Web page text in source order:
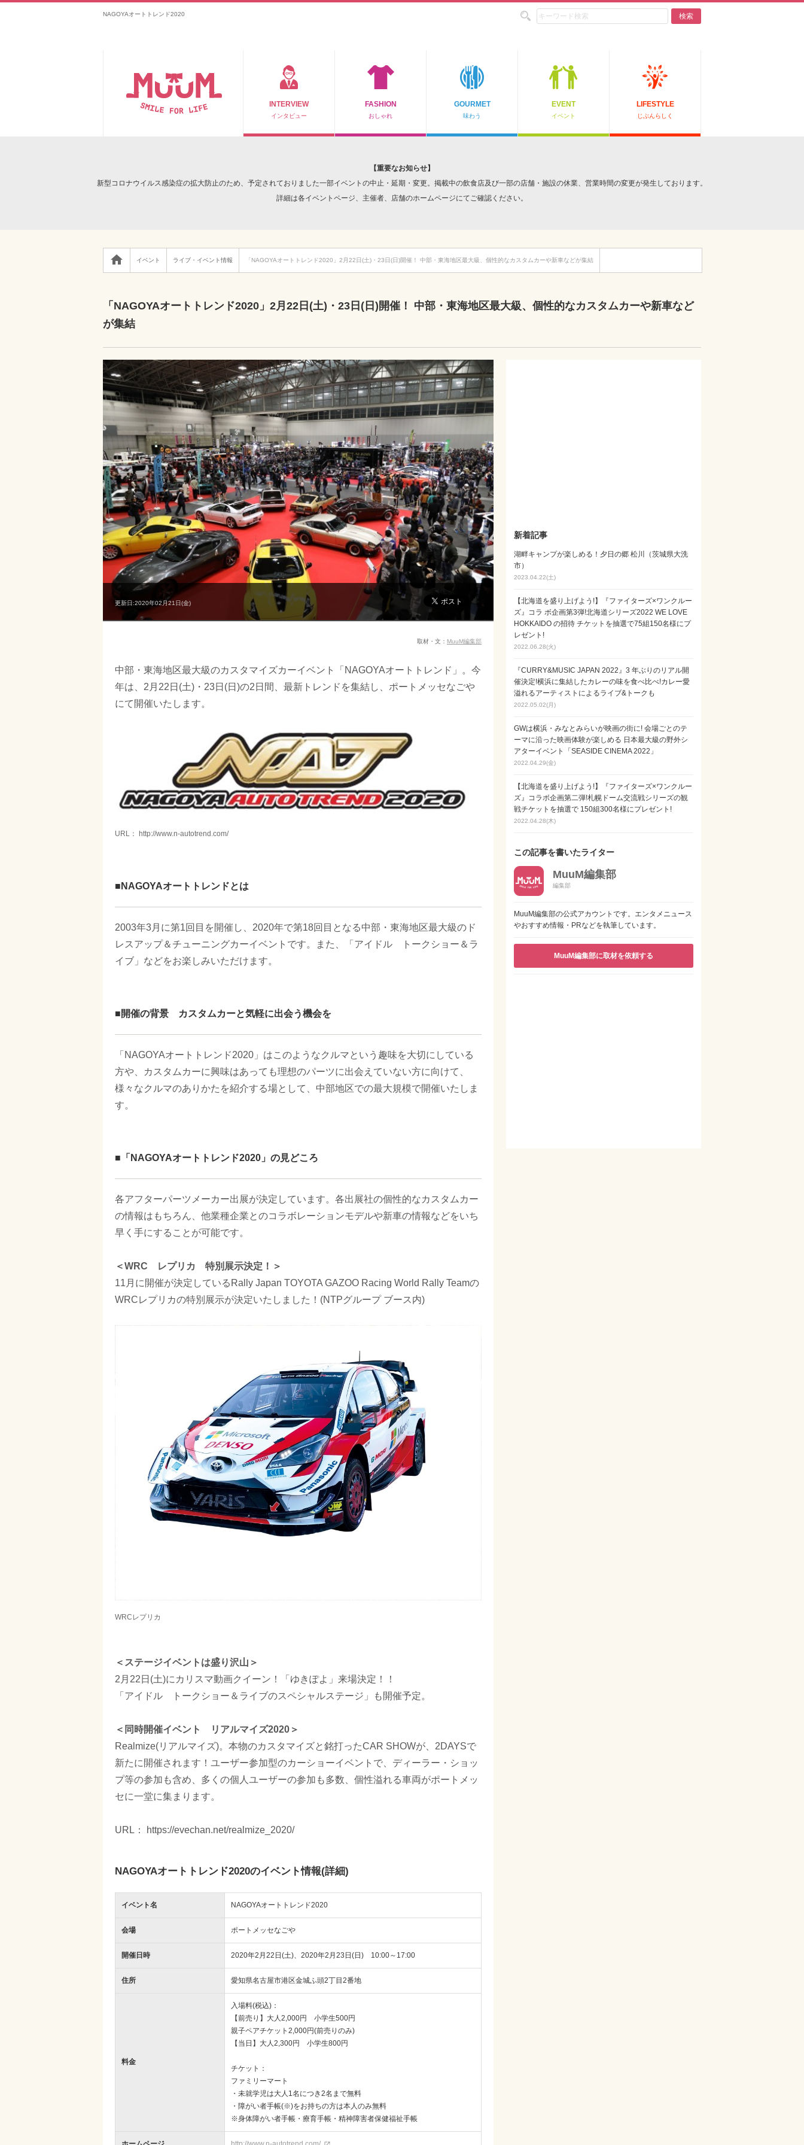
NAGOYAオートトレンド2020 検索
INTERVIEW
インタビュー
FASHION
おしゃれ
GOURMET
味わう
EVENT
イベント
LIFESTYLE
じぶんらしく
【重要なお知らせ】
新型コロナウイルス感染症の拡大防止のため、予定されておりました一部イベントの中止・延期・変更。掲載中の飲食店及び一部の店舗・施設の休業、営業時間の変更が発生しております。
詳細は各イベントページ、主催者、店舗のホームページにてご確認ください。
 イベント ライブ・イベント情報 「NAGOYAオートトレンド2020」2月22日(土)・23日(日)開催！ 中部・東海地区最大級、個性的なカスタムカーや新車などが集結
「NAGOYAオートトレンド2020」2月22日(土)・23日(日)開催！ 中部・東海地区最大級、個性的なカスタムカーや新車など
が集結
更新日:2020年02月21日(金)
取材・文： MuuM編集部
中部・東海地区最大級のカスタマイズカーイベント「NAGOYAオートトレンド」。今
年は、2月22日(土)・23日(日)の2日間、最新トレンドを集結し、ポートメッセなごや
にて開催いたします。
URL： http://www.n-autotrend.com/
■NAGOYAオートトレンドとは
2003年3月に第1回目を開催し、2020年で第18回目となる中部・東海地区最大級のド
レスアップ＆チューニングカーイベントです。また、「アイドル トークショー＆ラ
イブ」などをお楽しみいただけます。
■開催の背景 カスタムカーと気軽に出会う機会を
「NAGOYAオートトレンド2020」はこのようなクルマという趣味を大切にしている
方や、カスタムカーに興味はあっても理想のパーツに出会えていない方に向けて、
様々なクルマのありかたを紹介する場として、中部地区での最大規模で開催いたしま
す。
■「NAGOYAオートトレンド2020」の見どころ
各アフターパーツメーカー出展が決定しています。各出展社の個性的なカスタムカー
の情報はもちろん、他業種企業とのコラボレーションモデルや新車の情報などをいち
早く手にすることが可能です。
＜WRC レプリカ 特別展示決定！＞
11月に開催が決定しているRally Japan TOYOTA GAZOO Racing World Rally Teamの
WRCレプリカの特別展示が決定いたしました！(NTPグループ ブース内)
WRCレプリカ
＜ステージイベントは盛り沢山＞
2月22日(土)にカリスマ動画クイーン！「ゆきぽよ」来場決定！！
「アイドル トークショー＆ライブのスペシャルステージ」も開催予定。
＜同時開催イベント リアルマイズ2020＞
Realmize(リアルマイズ)。本物のカスタマイズと銘打ったCAR SHOWが、2DAYSで
新たに開催されます！ユーザー参加型のカーショーイベントで、ディーラー・ショッ
プ等の参加も含め、多くの個人ユーザーの参加も多数、個性溢れる車両がポートメッ
セに一堂に集まります。
URL： https://evechan.net/realmize_2020/
NAGOYAオートトレンド2020のイベント情報(詳細)
イベント名 NAGOYAオートトレンド2020
会場 ポートメッセなごや
開催日時 2020年2月22日(土)、2020年2月23日(日) 10:00～17:00
住所 愛知県名古屋市港区金城ふ頭2丁目2番地
料金
入場料(税込)：
【前売り】大人2,000円 小学生500円
親子ペアチケット2,000円(前売りのみ)
【当日】大人2,300円 小学生800円
チケット：
ファミリーマート
・未就学児は大人1名につき2名まで無料
・障がい者手帳(※)をお持ちの方は本人のみ無料
※身体障がい者手帳・療育手帳・精神障害者保健福祉手帳
新着記事
湖畔キャンプが楽しめる！夕日の郷 松川（茨城県大洗
市）
2023.04.22(土)
【北海道を盛り上げよう!】『ファイターズ×ワンクルー
ズ』コラ ボ企画第3弾!北海道シリーズ2022 WE LOVE
HOKKAIDO の招待 チケットを抽選で75組150名様にプ
レゼント!
2022.06.28(火)
『CURRY&MUSIC JAPAN 2022』3 年ぶりのリアル開
催決定!横浜に集結したカレーの味を食べ比べ!カレー愛
溢れるアーティストによるライブ&トークも
2022.05.02(月)
GWは横浜・みなとみらいが映画の街に! 会場ごとのテ
ーマに沿った映画体験が楽しめる 日本最大級の野外シ
アターイベント「SEASIDE CINEMA 2022」
2022.04.29(金)
【北海道を盛り上げよう!】『ファイターズ×ワンクルー
ズ』コラボ企画第二弾!札幌ドーム交流戦シリーズの観
戦チケットを抽選で 150組300名様にプレゼント!
2022.04.28(木)
この記事を書いたライター
MuuM編集部
編集部
MuuM編集部の公式アカウントです。エンタメニュース
やおすすめ情報・PRなどを執筆しています。
MuuM編集部に取材を依頼する